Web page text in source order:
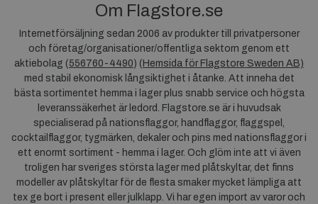
Om Flagstore.se
Internetförsäljning sedan 2006 av produkter till privatpersoner
och företag/organisationer/offentliga sektorn genom ett
aktiebolag (556760-4490) ( Hemsida för Flagstore Sweden AB)
med stabil ekonomisk långsiktighet i åtanke. Att inneha det
bästa sortimentet hemma i lager plus snabb service och högsta
leveranssäkerhet är ledord. Flagstore.se är i huvudsak
specialiserad på nationsflaggor, handflaggor, flaggspel,
cocktailflaggor, tygmärken, dekaler och pins med nationsflaggor i
ett enormt sortiment - hemma i lager. Och glöm inte att vi även
troligen har sveriges största lager med plåtskyltar, det finns
modeller av plåtskyltar för de flesta smaker mycket lämpliga att
tex ge bort i present eller julklapp. Vi har egen import av varor och